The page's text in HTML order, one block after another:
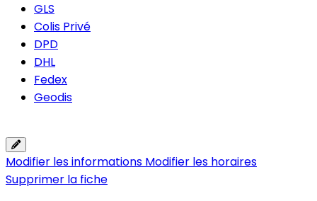
GLS
Colis Privé
DPD
DHL
Fedex
Geodis
Modifier les informations Modifier les horaires
Supprimer la fiche